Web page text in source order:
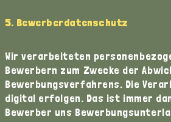
5. Bewerberdatenschutz
Wir verarbeiteten
Bewerbern zum Zwecke der
Bewerbungsverfahrens. Die
digital erfolgen. Das ist immer
Bewerber uns